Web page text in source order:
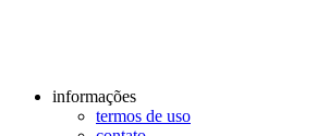
informações
termos de uso